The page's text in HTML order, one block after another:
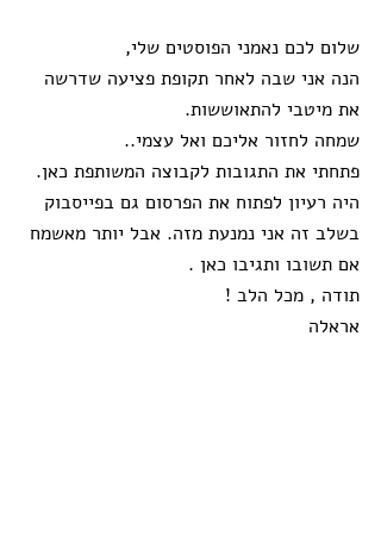
שלום לכם נאמני הפוסטים שלי,
הנה אני שבה לאחר תקופת פציעה שדרשה
את מיטבי להתאוששות.
שמחה לחזור אליכם ואל עצמי..
פתחתי את התגובות לקבוצה המשותפת כאן.
היה רעיון לפתוח את הפרסום גם בפייסבוק
בשלב זה אני נמנעת מזה. אבל יותר מאשמח
אם תשובו ותגיבו כאן .
תודה , מכל הלב !
אראלה